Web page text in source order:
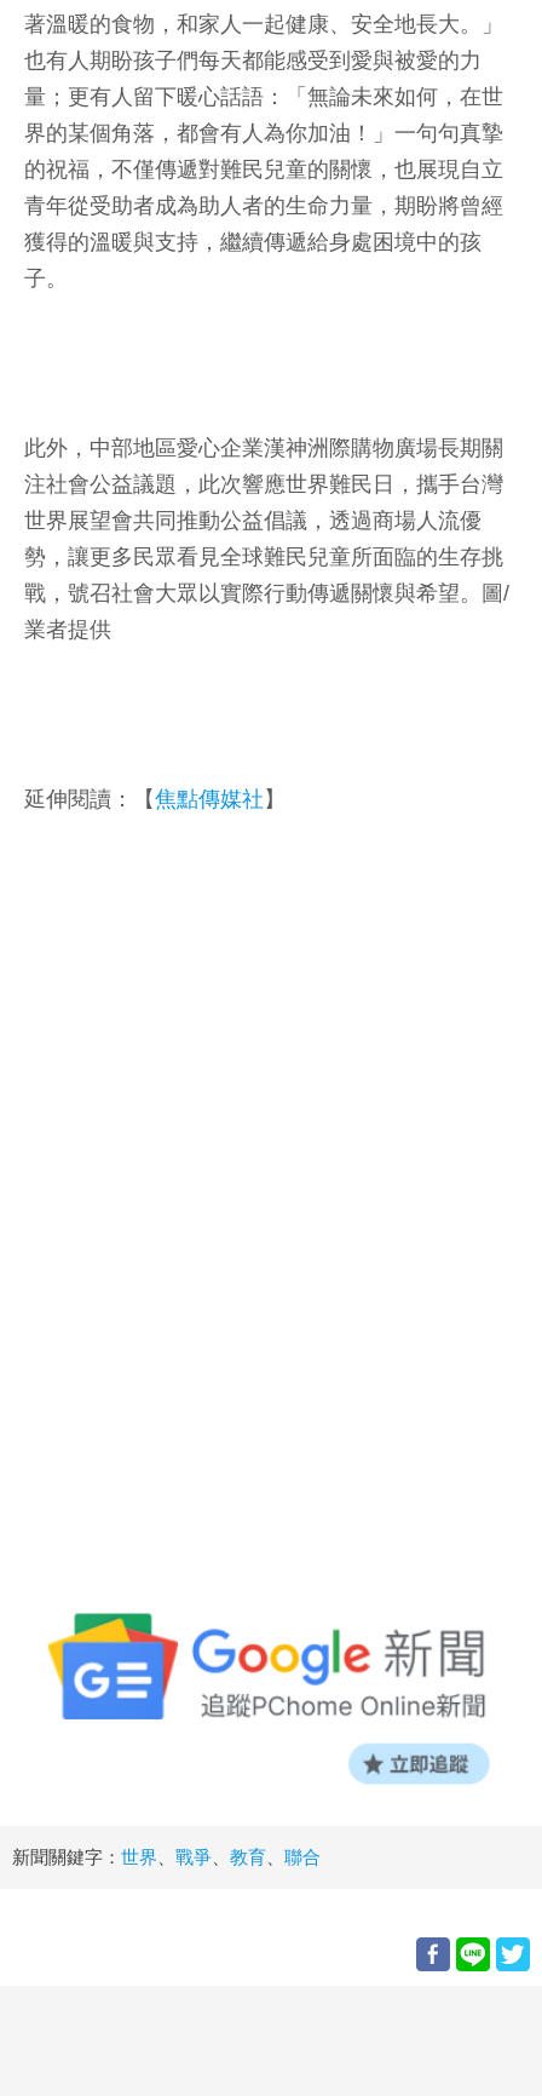
著溫暖的食物，和家人一起健康、安全地長大。」
也有人期盼孩子們每天都能感受到愛與被愛的力
量；更有人留下暖心話語：「無論未來如何，在世
界的某個角落，都會有人為你加油！」一句句真摯
的祝福，不僅傳遞對難民兒童的關懷，也展現自立
青年從受助者成為助人者的生命力量，期盼將曾經
獲得的溫暖與支持，繼續傳遞給身處困境中的孩
子。
此外，中部地區愛心企業漢神洲際購物廣場長期關
注社會公益議題，此次響應世界難民日，攜手台灣
世界展望會共同推動公益倡議，透過商場人流優
勢，讓更多民眾看見全球難民兒童所面臨的生存挑
戰，號召社會大眾以實際行動傳遞關懷與希望。圖/
業者提供
延伸閱讀：【焦點傳媒社 】
新聞關鍵字： 世界 戰爭 教育 聯合